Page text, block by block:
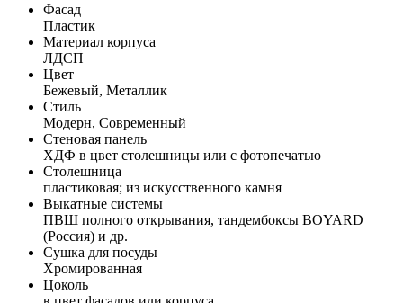
Фасад
Пластик
Материал корпуса
ЛДСП
Цвет
Бежевый, Металлик
Стиль
Модерн, Современный
Стеновая панель
ХДФ в цвет столешницы или с фотопечатью
Столешница
пластиковая; из искусственного камня
Выкатные системы
ПВШ полного открывания, тандембоксы BOYARD
(Россия) и др.
Сушка для посуды
Хромированная
Цоколь